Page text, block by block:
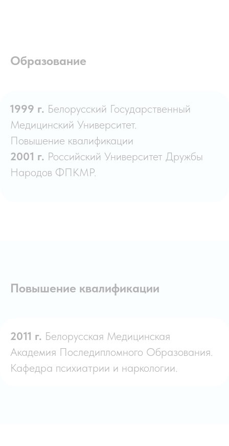
Образование
1999 г. Белорусский Государственный
Медицинский Университет.
Повышение квалификации
2001 г. Российский Университет Дружбы
Народов ФПКМР.
Повышение квалификации
2011 г. Белорусская Медицинская
Академия Последипломного Образования.
Кафедра психиатрии и наркологии.